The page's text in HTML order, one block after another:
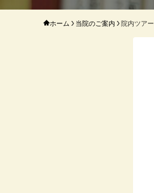
ホーム 当院のご案内 院内ツアー